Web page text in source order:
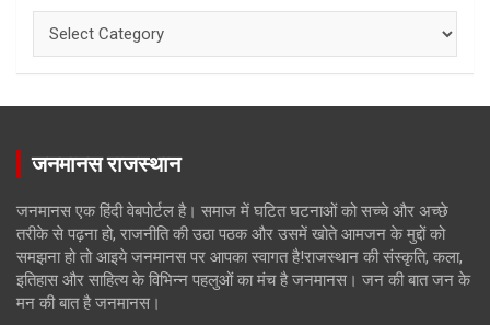
जनमानस राजस्थान
जनमानस एक हिंदी वेबपोर्टल है। समाज में घटित घटनाओं को सच्चे और अच्छे
तरीके से पढ़ना हो, राजनीति की उठा पठक और उसमें खोते आमजन के मुद्दों को
समझना हो तो आइये जनमानस पर आपका स्वागत है!राजस्थान की संस्कृति, कला,
इतिहास और साहित्य के विभिन्न पहलुओं का मंच है जनमानस। जन की बात जन के
मन की बात है जनमानस।